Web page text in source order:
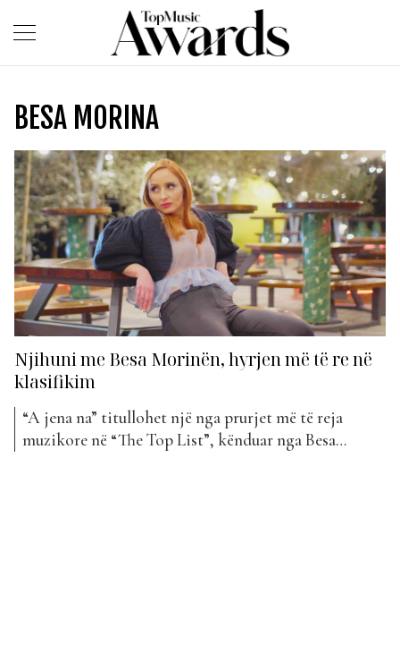
BESA MORINA
Njihuni me Besa Morinën, hyrjen më të re në
klasifikim
“A jena na” titullohet një nga prurjet më të reja
muzikore në “The Top List”, kënduar nga Besa